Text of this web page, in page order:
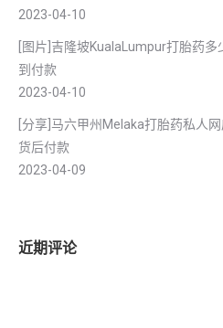
2023-04-10
[图片]吉隆坡KualaLumpur打胎药
到付款
2023-04-10
[分享]马六甲州Melaka打胎药私人
货后付款
2023-04-09
近期评论